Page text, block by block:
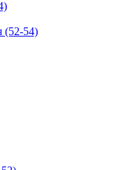
(52-54)